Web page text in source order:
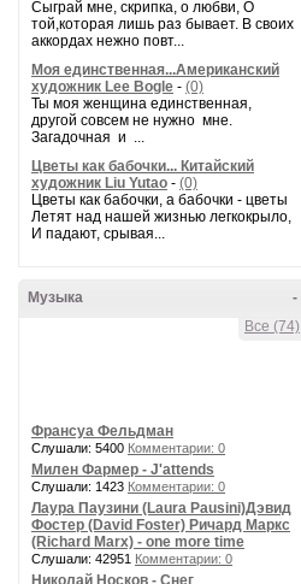
Сыграй мне, скрипка, о любви, О
той,которая лишь раз бывает. В своих
аккордах нежно повт...
Моя единственная...Американский
художник Lee Bogle - (0)
Ты моя женщина единственная,
другой совсем не нужно мне.
Загадочная и ...
Цветы как бабочки... Китайский
художник Liu Yutao - (0)
Цветы как бабочки, а бабочки - цветы
Летят над нашей жизнью легкокрыло,
И падают, срывая...
-
Музыка
Все (74)
Франсуа Фельдман
Слушали: 5400 Комментарии: 0
Милен Фармер - J'attends
Слушали: 1423 Комментарии: 0
Лаура Паузини (Laura Pausini)Дэвид
Фостер (David Foster) Ричард Маркс
(Richard Marx) - one more time
Слушали: 42951 Комментарии: 0
Николай Носков - Снег